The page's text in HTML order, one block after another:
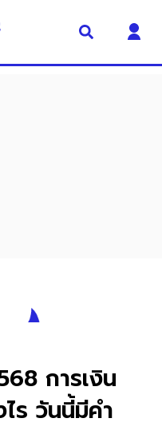
การเงิน
ร วันนี้มีคำ